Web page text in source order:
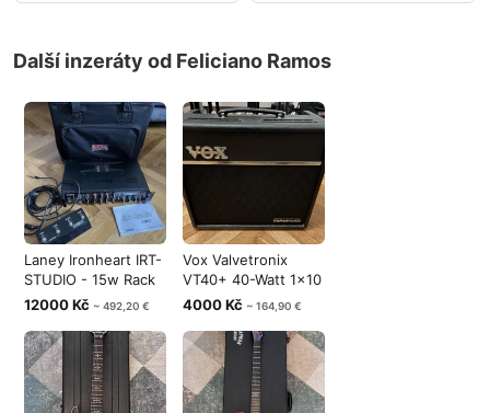
Další inzeráty od Feliciano Ramos
Laney Ironheart IRT-
STUDIO - 15w Rack
amp
12000 Kč ~ 492,20 €
Vox Valvetronix
VT40+ 40-Watt 1x10
Modeling G
4000 Kč ~ 164,90 €